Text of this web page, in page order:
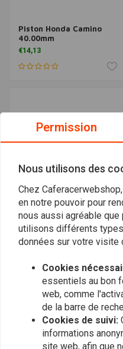
Piston Honda Camino
40.00mm
€14,13
DR RACING PARTS
Piston Honda Camino /
PX 46.00mm
Permission
Nous utilisons des
Chez
en notre pouvoir pour
nous aussi agréable
utilisons différents
données sur votre visite
Cookies
essentiels au bon
web, comme
de la barre de
Cookies de suivi:
informations
site web, afin que